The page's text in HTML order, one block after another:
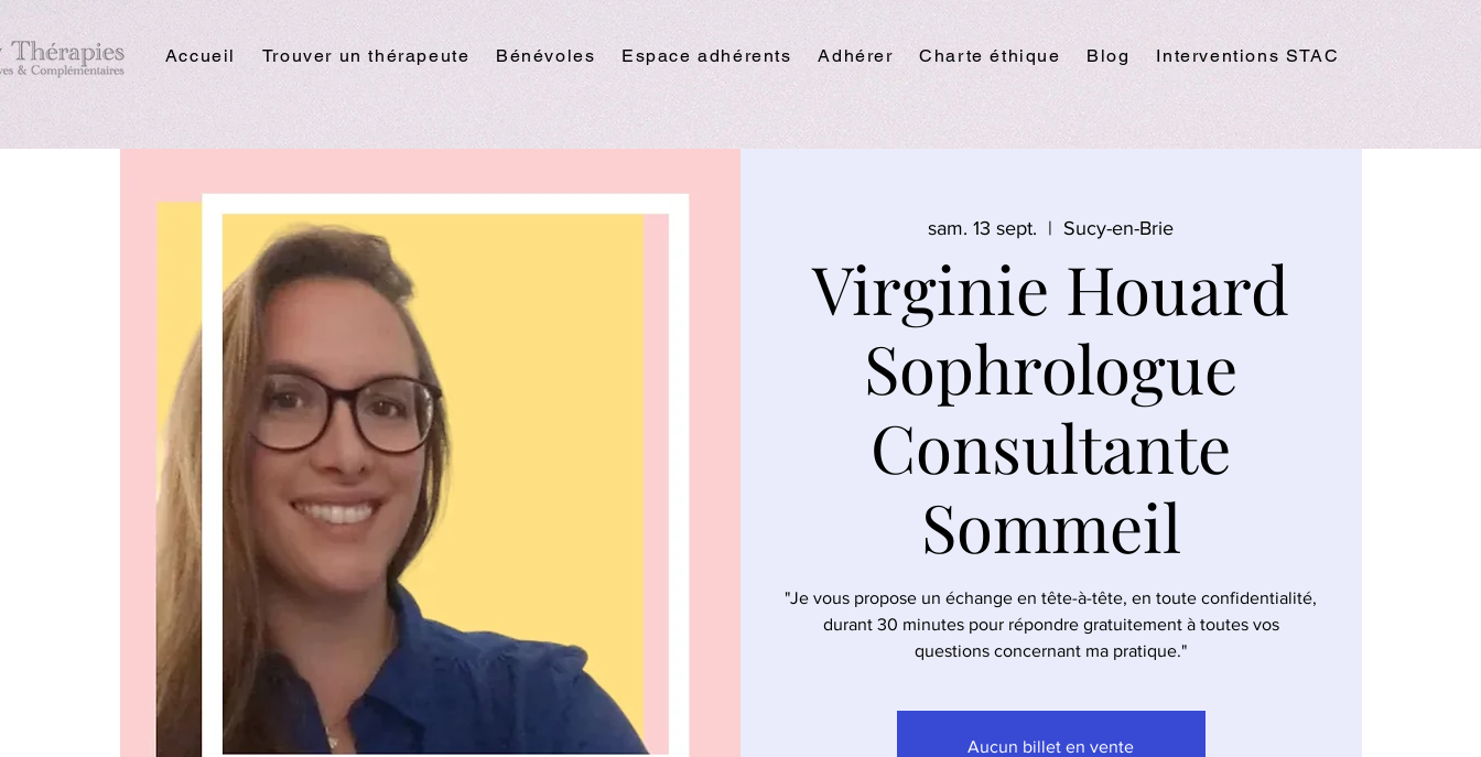
Accueil Trouver un thérapeute Bénévoles Espace adhérents Adhérer Charte éthique Blog Interventions STAC
sam. 13 sept.
  |
Sucy-en-Brie
Virginie Houard
Sophrologue
Consultante
Sommeil
"Je vous propose un échange en tête-à-tête, en toute confidentialité,
durant 30 minutes pour répondre gratuitement à toutes vos
questions concernant ma pratique."
Aucun billet en vente